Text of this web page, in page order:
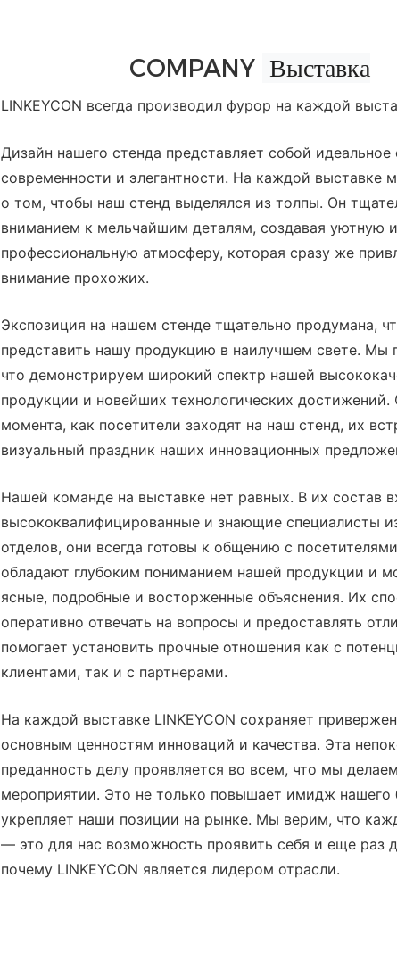
COMPANY Выставка
LINKEYCON всегда производил фурор на каждой
Дизайн нашего стенда представляет собой идеальное
современности и элегантности. На каждой выставке
о том, чтобы наш стенд выделялся из толпы. Он
вниманием к мельчайшим деталям, создавая уютную и
профессиональную атмосферу, которая сразу же
внимание прохожих.
Экспозиция на нашем стенде тщательно продумана,
представить нашу продукцию в наилучшем свете. Мы
что демонстрируем широкий спектр нашей
продукции и новейших технологических достижений.
момента, как посетители заходят на наш стенд, их
визуальный праздник наших инновационных
Нашей команде на выставке нет равных. В их состав
высококвалифицированные и знающие специалисты
отделов, они всегда готовы к общению с
обладают глубоким пониманием нашей продукции и
ясные, подробные и восторженные объяснения. Их
оперативно отвечать на вопросы и предоставлять
помогает установить прочные отношения как с
клиентами, так и с партнерами.
На каждой выставке LINKEYCON сохраняет
основным ценностям инноваций и качества. Эта
преданность делу проявляется во всем, что мы
мероприятии. Это не только повышает имидж нашего
укрепляет наши позиции на рынке. Мы верим, что
— это для нас возможность проявить себя и еще раз
почему LINKEYCON является лидером отрасли.